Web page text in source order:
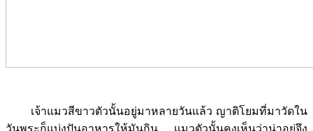
เจ้าแมวสีขาวตัวนั้นอยู่มาหลายวันแล้ว ญาติโยมที่มาวัดใน
วันพระก็แบ่งปันอาหารให้มันกิน แมวตัวนั้นคงเห็นว่าน่าอยู่จึง